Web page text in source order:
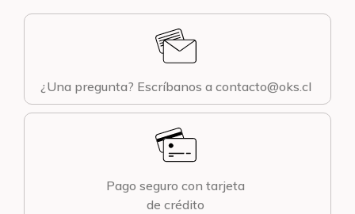
¿Una pregunta? Escríbanos a contacto@oks.cl
Pago seguro con tarjeta
de crédito